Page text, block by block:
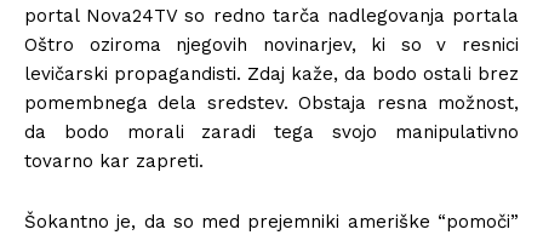
portal Nova24TV so redno tarča nadlegovanja portala
Oštro oziroma njegovih novinarjev, ki so v resnici
levičarski propagandisti. Zdaj kaže, da bodo ostali brez
pomembnega dela sredstev. Obstaja resna možnost,
da bodo morali zaradi tega svojo manipulativno
tovarno kar zapreti.
Šokantno je, da so med prejemniki ameriške “pomoči”